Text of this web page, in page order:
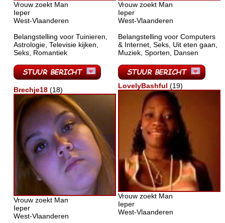
Vrouw zoekt Man
Ieper
West-Vlaanderen
Belangstelling voor Tuinieren,
Astrologie, Televisie kijken,
Seks, Romantiek
Vrouw zoekt Man
Ieper
West-Vlaanderen
Belangstelling voor Computers
& Internet, Seks, Uit eten gaan,
Muziek, Sporten, Dansen
Brechje18 (18)
Vrouw zoekt Man
Ieper
West-Vlaanderen
LovelyBashful (19)
Vrouw zoekt Man
Ieper
West-Vlaanderen